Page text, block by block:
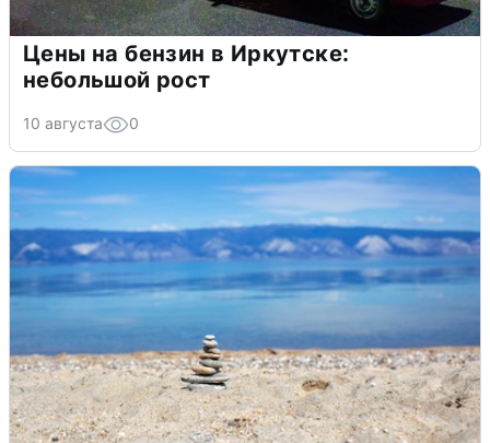
Цены на бензин в Иркутске:
небольшой рост
10 августа 0